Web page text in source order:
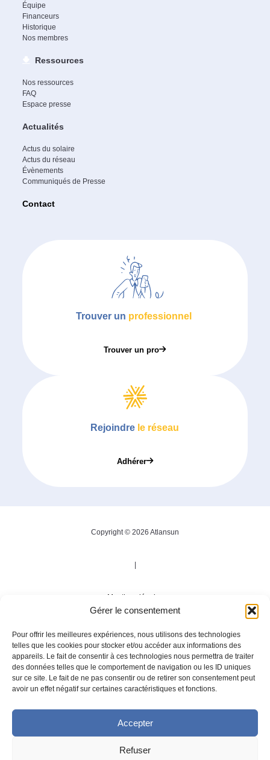
Gérer le consentement
Pour offrir les meilleures expériences, nous utilisons des technologies
telles que les cookies pour stocker et/ou accéder aux informations des
appareils. Le fait de consentir à ces technologies nous permettra de traiter
des données telles que le comportement de navigation ou les ID uniques
sur ce site. Le fait de ne pas consentir ou de retirer son consentement peut
avoir un effet négatif sur certaines caractéristiques et fonctions.
Accepter
Refuser
Équipe
Financeurs
Historique
Nos membres
Ressources
Nos ressources
FAQ
Espace presse
Actualités
Actus du solaire
Actus du réseau
Évènements
Communiqués de Presse
Contact
Trouver un professionnel
Trouver un pro
Rejoindre le réseau
Adhérer
Copyright © 2026 Atlansun
|
Mentions légales
Politique de confidentialité
DéveloppementAgence Tool